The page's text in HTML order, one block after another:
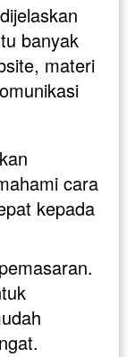
banyak
materi
cara
kepada